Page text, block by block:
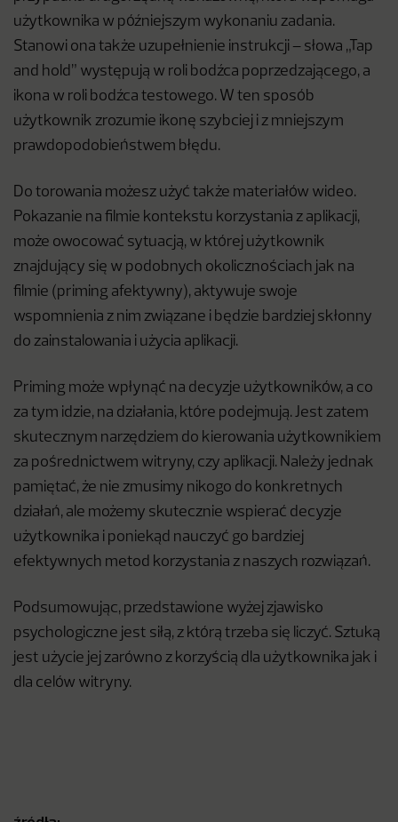
użytkownika w późniejszym wykonaniu zadania.
Stanowi ona także uzupełnienie instrukcji – słowa „Tap
and hold” występują w roli bodźca poprzedzającego, a
ikona w roli bodźca testowego. W ten sposób
użytkownik zrozumie ikonę szybciej i z mniejszym
prawdopodobieństwem błędu.
Do torowania możesz użyć także materiałów wideo.
Pokazanie na filmie kontekstu korzystania z aplikacji,
może owocować sytuacją, w której użytkownik
znajdujący się w podobnych okolicznościach jak na
filmie (priming afektywny), aktywuje swoje
wspomnienia z nim związane i będzie bardziej skłonny
do zainstalowania i użycia aplikacji.
Priming może wpłynąć na decyzje użytkowników, a co
za tym idzie, na działania, które podejmują. Jest zatem
skutecznym narzędziem do kierowania użytkownikiem
za pośrednictwem witryny, czy aplikacji. Należy jednak
pamiętać, że nie zmusimy nikogo do konkretnych
działań, ale możemy skutecznie wspierać decyzje
użytkownika i poniekąd nauczyć go bardziej
efektywnych metod korzystania z naszych rozwiązań.
Podsumowując, przedstawione wyżej zjawisko
psychologiczne jest siłą, z którą trzeba się liczyć. Sztuką
jest użycie jej zarówno z korzyścią dla użytkownika jak i
dla celów witryny.